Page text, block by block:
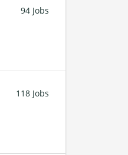
94 Jobs
118 Jobs